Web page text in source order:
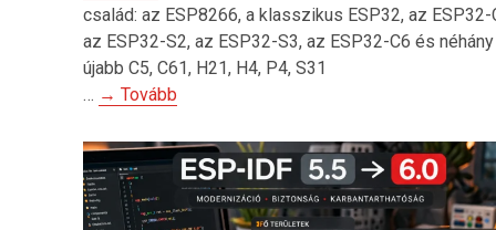
család: az ESP8266, a klasszikus ESP32, az ESP32-
az ESP32-S2, az ESP32-S3, az ESP32-C6 és néhány
újabb C5, C61, H21, H4, P4, S31
… → Tovább